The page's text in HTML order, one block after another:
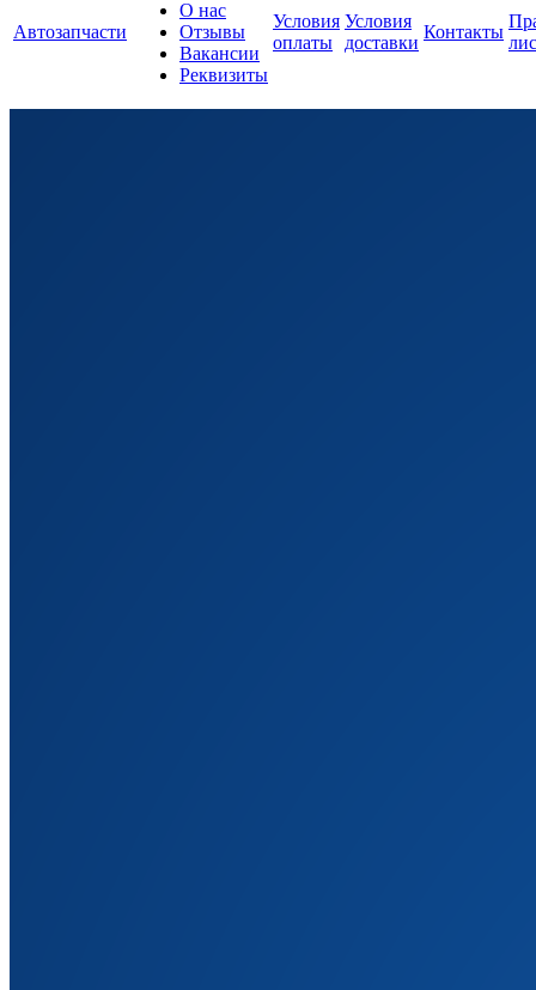
Автозапчасти
О нас
Отзывы
Вакансии
Реквизиты
Условия
оплаты
Условия
доставки
Контакты